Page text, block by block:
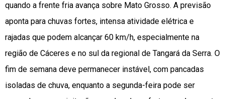
quando a frente fria avança sobre Mato Grosso. A previsão
aponta para chuvas fortes, intensa atividade elétrica e
rajadas que podem alcançar 60 km/h, especialmente na
região de Cáceres e no sul da regional de Tangará da Serra. O
fim de semana deve permanecer instável, com pancadas
isoladas de chuva, enquanto a segunda-feira pode ser